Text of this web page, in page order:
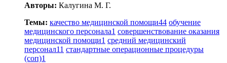
Авторы: Калугина М. Г.
Темы: качество медицинской помощи44 обучение
медицинского персонала1 совершенствование оказания
медицинской помощи1 средний медицинский
персонал11 стандартные операционные процедуры
(соп)1